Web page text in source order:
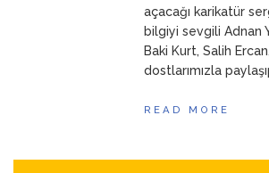
açacağı karikatür
bilgiyi sevgili Adnan
Baki Kurt, Salih
dostlarımızla
READ MORE